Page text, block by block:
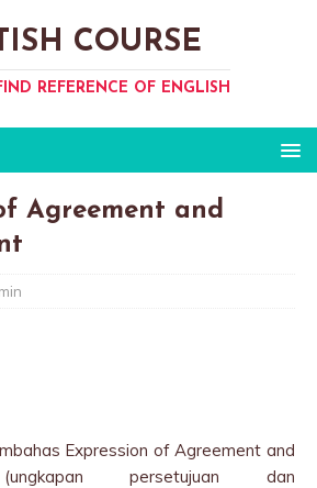
COURSE
REFERENCE OF ENGLISH
Agreement and
Expression of Agreement and
persetujuan dan